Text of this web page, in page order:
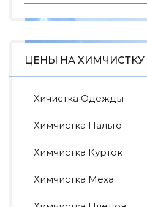
ЦЕНЫ НА ХИМЧИСТКУ
Хичистка Одежды
Химчистка Пальто
Химчистка Курток
Химчистка Меха